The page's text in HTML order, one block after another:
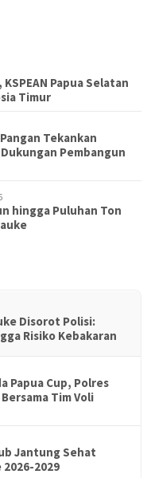
Papua Selatan
Timur
Tekankan
Pembangun
hingga Puluhan Ton
Disorot Polisi:
Risiko Kebakaran
Papua Cup, Polres
Tim Voli
Jantung Sehat
2029